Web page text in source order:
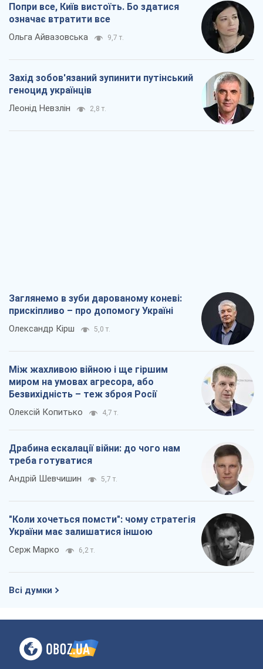
Попри все, Київ вистоїть. Бо здатися
означає втратити все
Ольга Айвазовська 9,7 т.
Захід зобов'язаний зупинити путінський
геноцид українців
Леонід Невзлін 2,8 т.
Заглянемо в зуби дарованому коневі:
прискіпливо – про допомогу Україні
Олександр Кірш 5,0 т.
Між жахливою війною і ще гіршим
миром на умовах агресора, або
Безвихідність – теж зброя Росії
Олексій Копитько 4,7 т.
Драбина ескалації війни: до чого нам
треба готуватися
Андрій Шевчишин 5,7 т.
"Коли хочеться помсти": чому стратегія
України має залишатися іншою
Серж Марко 6,2 т.
Всі думки